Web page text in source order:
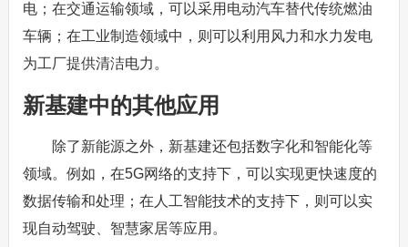
电；在交通运输领域，可以采用电动汽车替代传统燃油
车辆；在工业制造领域中，则可以利用风力和水力发电
为工厂提供清洁电力。
新基建中的其他应用
除了新能源之外，新基建还包括数字化和智能化等
领域。例如，在5G网络的支持下，可以实现更快速度的
数据传输和处理；在人工智能技术的支持下，则可以实
现自动驾驶、智慧家居等应用。